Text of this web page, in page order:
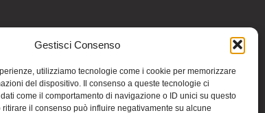
Gestisci Consenso
utilizziamo tecnologie come i cookie per memorizzare
del dispositivo. Il consenso a queste tecnologie ci
come il comportamento di navigazione o ID unici su questo
il consenso può influire negativamente su alcune
generale e non intendono in
o interrompere alcuna terapia o
“naturali”) senza una
tutte le pagine comprese nel sito.